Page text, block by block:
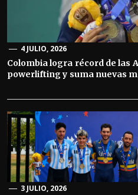
4 JULIO, 2026
Colombia logra récord de las
powerlifting y suma nuevas
3 JULIO, 2026